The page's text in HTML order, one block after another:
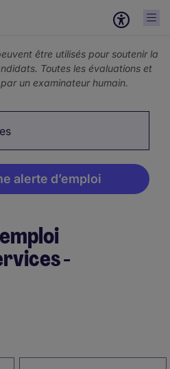
être utilisés pour soutenir la
Toutes les évaluations et
un examinateur humain.
alerte d’emploi
-